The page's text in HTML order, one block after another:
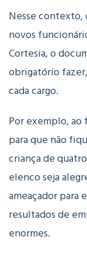
Nesse contexto,
novos
Cortesia, o
obrigatório
cada cargo.
Por exemplo, ao
para que não
criança de
elenco seja
ameaçador para
resultados de
enormes.